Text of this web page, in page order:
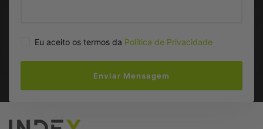
Eu aceito os termos da Política de Privacidade
Enviar Mensagem